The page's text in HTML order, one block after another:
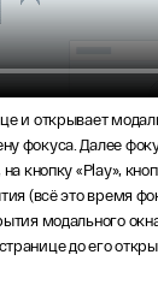
и открывает
фокуса. Далее
кнопку «Play»,
(всё это время
модального
до его